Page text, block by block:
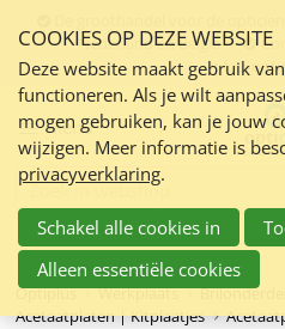
links
over
Spring
naar
de
inhoud
Spring
naar
navigatie
Nederland en Belgie
Menu
Zoeken:
Optiplus Werkplaats
Acetaatplaten | Kitplaatjes
COOKIES OP DEZE WEBSITE
Deze website maakt gebruik
functioneren. Als je wilt
mogen gebruiken, kan je jouw
wijzigen. Meer informatie is
privacyverklaring.
Schakel alle cookies in
Alleen essentiële cookies